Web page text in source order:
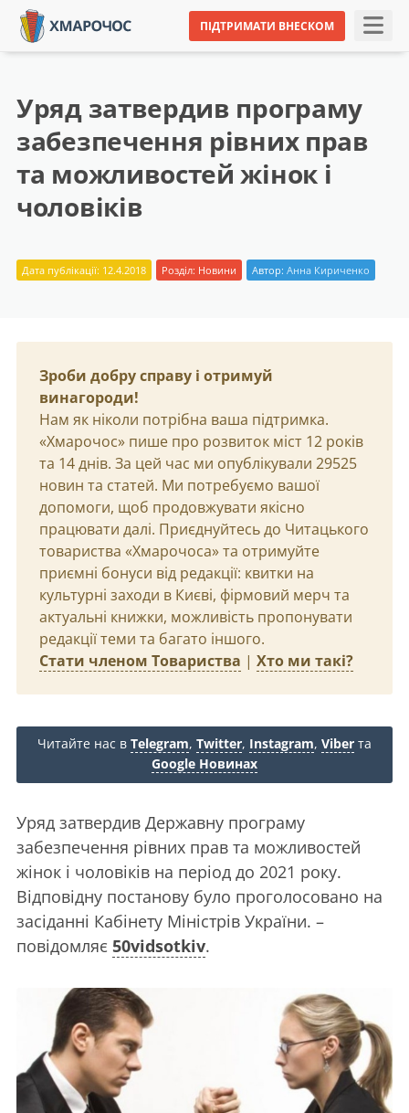
ПІДТРИМАТИ ВНЕСКОМ
Уряд затвердив програму
забезпечення рівних прав
та можливостей жінок і
чоловіків
Дата публікації: 12.4.2018 Розділ: Новини Автор: Анна Кириченко
Зроби добру справу і отримуй
винагороди!
Нам як ніколи потрібна ваша підтримка.
«Хмарочос» пише про розвиток міст 12 років
та 14 днів. За цей час ми опублікували 29525
новин та статей. Ми потребуємо вашої
допомоги, щоб продовжувати якісно
працювати далі. Приєднуйтесь до Читацького
товариства «Хмарочоса» та отримуйте
приємні бонуси від редакції: квитки на
культурні заходи в Києві, фірмовий мерч та
актуальні книжки, можливість пропонувати
редакції теми та багато іншого.
Стати членом Товариства | Хто ми такі?
Читайте нас в Telegram, Twitter, Instagram, Viber та
Google Новинах
Уряд затвердив Державну програму
забезпечення рівних прав та можливостей
жінок і чоловіків на період до 2021 року.
Відповідну постанову було проголосовано на
засіданні Кабінету Міністрів України. –
повідомляє 50vidsotkiv.